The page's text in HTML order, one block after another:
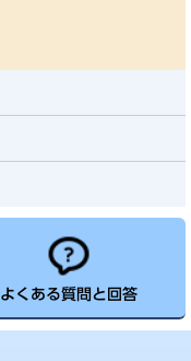
よくある質問と回答